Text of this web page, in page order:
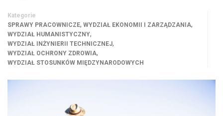
Kategorie
SPRAWY PRACOWNICZE, WYDZIAŁ EKONOMII I ZARZĄDZANIA,
WYDZIAŁ HUMANISTYCZNY,
WYDZIAŁ INŻYNIERII TECHNICZNEJ,
WYDZIAŁ OCHRONY ZDROWIA,
WYDZIAŁ STOSUNKÓW MIĘDZYNARODOWYCH